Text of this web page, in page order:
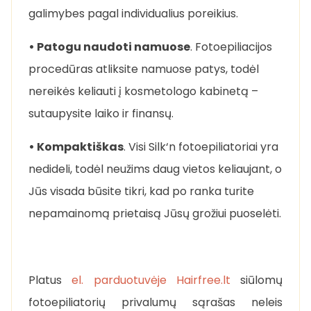
galimybes pagal individualius poreikius.
• Patogu naudoti namuose. Fotoepiliacijos
procedūras atliksite namuose patys, todėl
nereikės keliauti į kosmetologo kabinetą –
sutaupysite laiko ir finansų.
• Kompaktiškas. Visi Silk‘n fotoepiliatoriai yra
nedideli, todėl neužims daug vietos keliaujant, o
Jūs visada būsite tikri, kad po ranka turite
nepamainomą prietaisą Jūsų grožiui puoselėti.
Platusel. parduotuvėje Hairfree.lt siūlomų
fotoepiliatorių privalumų sąrašas neleis